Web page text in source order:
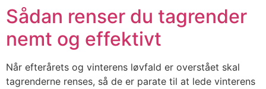
Sådan renser du tagrender
nemt og effektivt
Når efterårets og vinterens løvfald er overstået skal
tagrenderne renses, så de er parate til at lede vinterens